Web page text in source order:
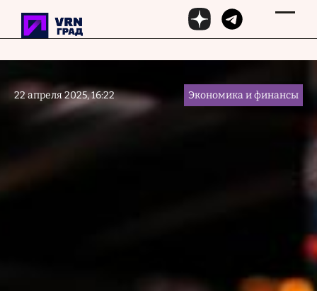
Перейти к основному содержанию
22 апреля 2025, 16:22 Экономика и финансы